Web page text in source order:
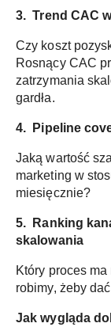
3.Trend CAC
Czy koszt
Rosnący CAC
zatrzymania
gardła.
4. Pipeline
Jaką wartość
marketing w
miesięcznie?
5.
Ranking
skalowania
Który proces
robimy, żeby
Jak wygląda